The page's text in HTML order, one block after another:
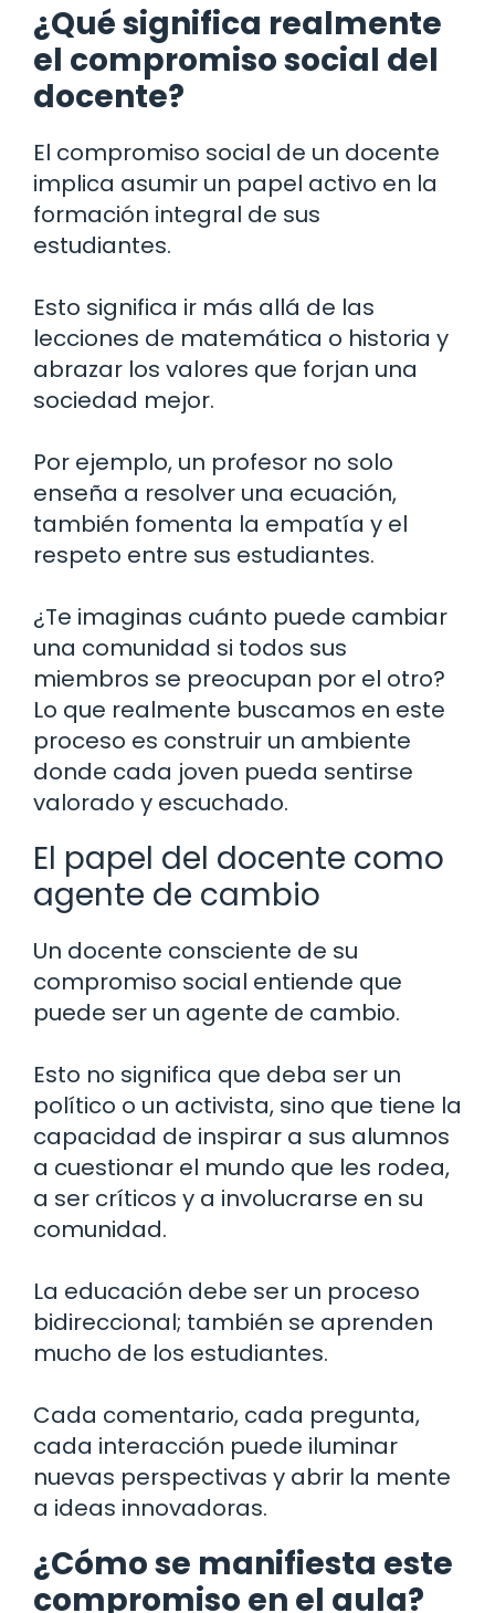
¿Qué significa realmente
el compromiso social del
docente?
El compromiso social de un docente
implica asumir un papel activo en la
formación integral de sus
estudiantes.
Esto significa ir más allá de las
lecciones de matemática o historia y
abrazar los valores que forjan una
sociedad mejor.
Por ejemplo, un profesor no solo
enseña a resolver una ecuación,
también fomenta la empatía y el
respeto entre sus estudiantes.
¿Te imaginas cuánto puede cambiar
una comunidad si todos sus
miembros se preocupan por el otro?
Lo que realmente buscamos en este
proceso es construir un ambiente
donde cada joven pueda sentirse
valorado y escuchado.
El papel del docente como
agente de cambio
Un docente consciente de su
compromiso social entiende que
puede ser un agente de cambio.
Esto no significa que deba ser un
político o un activista, sino que tiene la
capacidad de inspirar a sus alumnos
a cuestionar el mundo que les rodea,
a ser críticos y a involucrarse en su
comunidad.
La educación debe ser un proceso
bidireccional; también se aprenden
mucho de los estudiantes.
Cada comentario, cada pregunta,
cada interacción puede iluminar
nuevas perspectivas y abrir la mente
a ideas innovadoras.
¿Cómo se manifiesta este
compromiso en el aula?